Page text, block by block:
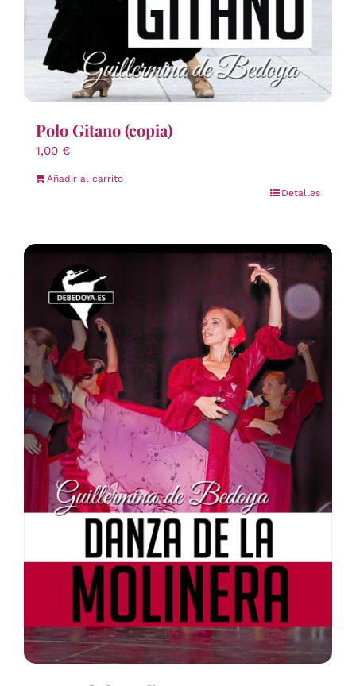
Polo Gitano (copia)
1,00 €
Añadir al carrito
Detalles